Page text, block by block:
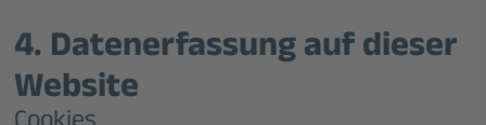
4. Datenerfassung auf dieser
Website